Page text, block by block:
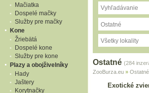
Mačiatka
Dospelé mačky
Služby pre mačky
Kone
Žriebätá
Dospelé kone
Služby pre kone
Plazy a obojživelníky
Hady
Jaštery
Korytnačky
Ostatné
Všetky lokality
Ostatné (284
ZooBurza.eu » Ostatné
Exotické